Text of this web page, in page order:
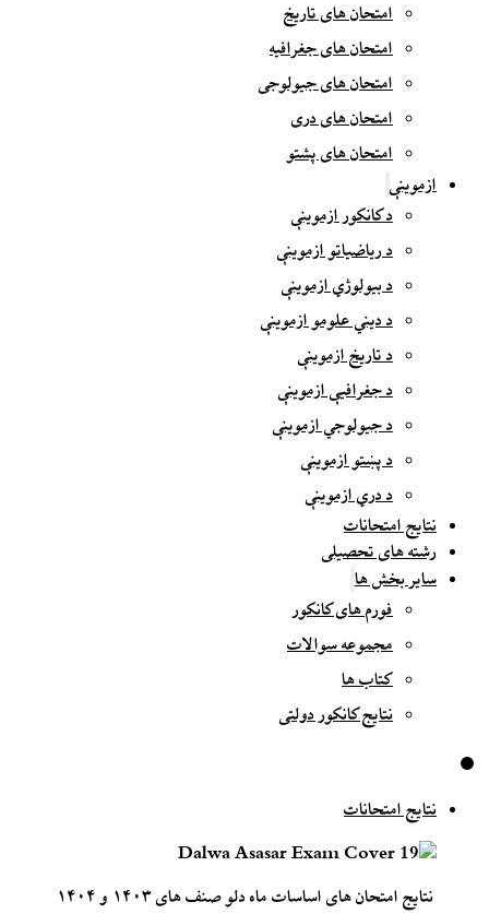
امتحان های تاریخ
امتحان های جغرافیه
امتحان های جیولوجی
امتحان های دری
امتحان های پشتو
ازموینې
د کانکور ازموینې
د ریاضیاتو ازموینې
د بیولوژي ازموینې
د دیني علومو ازموینې
د تاریخ ازموینې
د جغرافیې ازموینې
د جیولوجي ازموینې
د پښتو ازموینې
د دري ازموینې
نتایج امتحانات
رشته های تحصیلی
سایر بخش ها
فورم های کانکور
مجموعه سوالات
کتاب ها
نتایج کانکور دولتی
نتایج امتحانات
نتایج امتحان های اساسات ماه دلو صنف های ۱۴۰۳ و ۱۴۰۴